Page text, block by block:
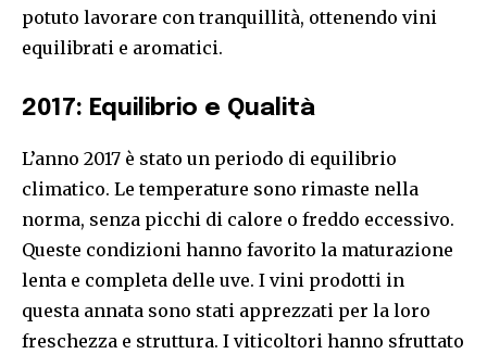
potuto lavorare con tranquillità, ottenendo vini
equilibrati e aromatici.
2017: Equilibrio e Qualità
L’anno 2017 è stato un periodo di equilibrio
climatico. Le temperature sono rimaste nella
norma, senza picchi di calore o freddo eccessivo.
Queste condizioni hanno favorito la maturazione
lenta e completa delle uve. I vini prodotti in
questa annata sono stati apprezzati per la loro
freschezza e struttura. I viticoltori hanno sfruttato